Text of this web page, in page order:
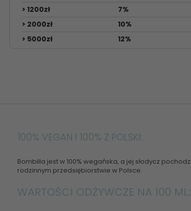
> 1200zł
7%
> 2000zł
10%
> 5000zł
12%
100% VEGAN I 100% Z POLSKI:
Bombilla jest w 100% wegańska, a jej słodycz
rodzinnym przedsiębiorstwie w Polsce.
WARTOŚCI ODŻYWCZE NA 100 ML: